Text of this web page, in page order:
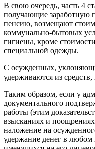
В свою очередь, часть 4
получающие заработную
пенсию, возмещают
коммунально-бытовых
гигиены, кроме
специальной одежды.
С осужденных,
удерживаются из
Таким образом, если у
документального
работы (этим
взысканиях и
наложение на
удержание денег в любом